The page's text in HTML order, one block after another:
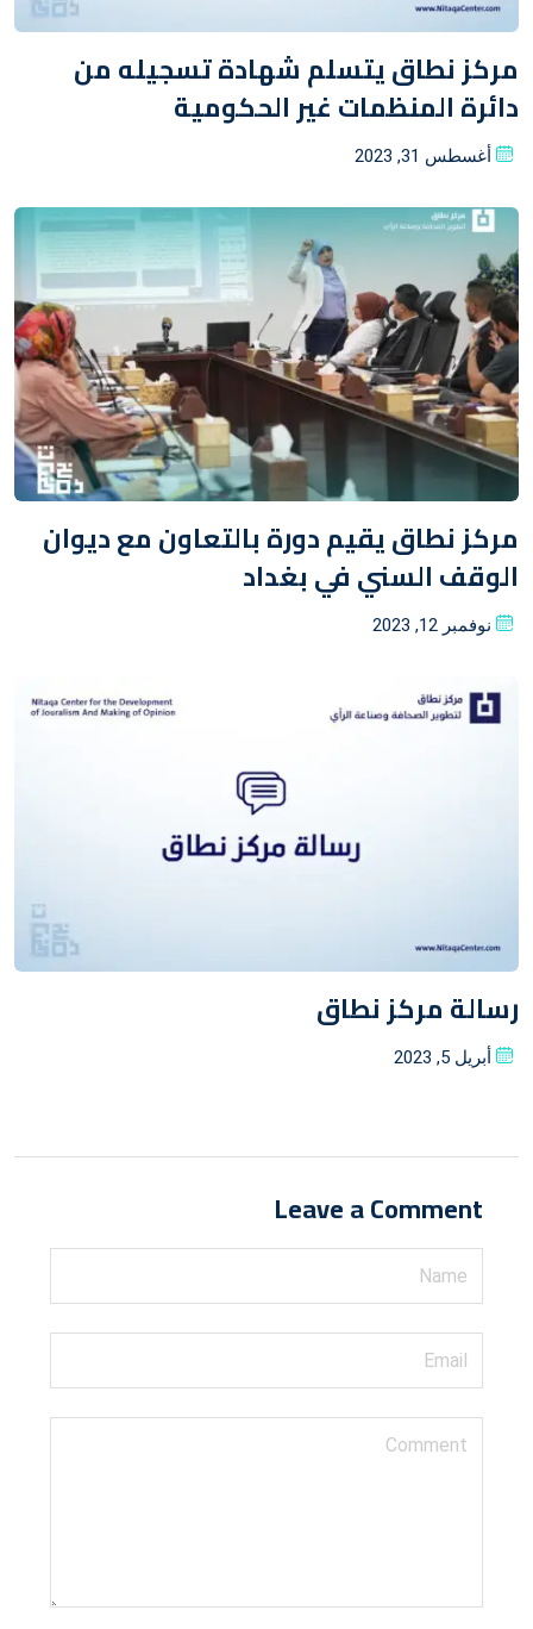
مركز نطاق يتسلم شهادة تسجيله من
دائرة المنظمات غير الحكومية
Posted
أغسطس 31, 2023
مركز نطاق يقيم دورة بالتعاون مع ديوان
الوقف السني في بغداد
Posted
نوفمبر 12, 2023
رسالة مركز نطاق
Posted
أبريل 5, 2023
Leave a Comment